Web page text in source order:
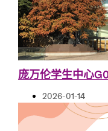
庞万伦学生中心
2026-01-14